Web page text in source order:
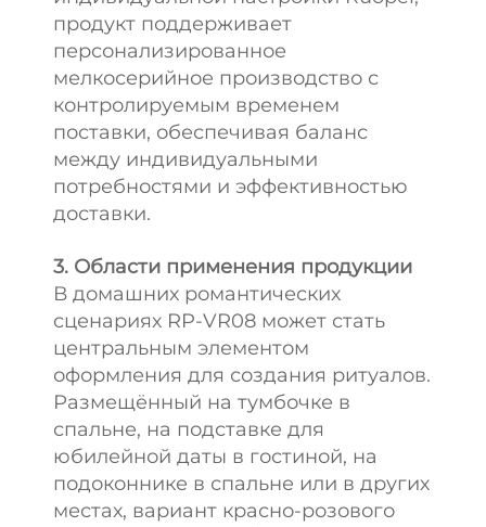
продукт поддерживает
персонализированное
мелкосерийное производство с
контролируемым временем
поставки, обеспечивая баланс
между индивидуальными
потребностями и эффективностью
доставки.
3. Области применения продукции
В домашних романтических
сценариях RP-VR08 может стать
центральным элементом
оформления для создания ритуалов.
Размещённый на тумбочке в
спальне, на подставке для
юбилейной даты в гостиной, на
подоконнике в спальне или в других
местах, вариант красно-розового